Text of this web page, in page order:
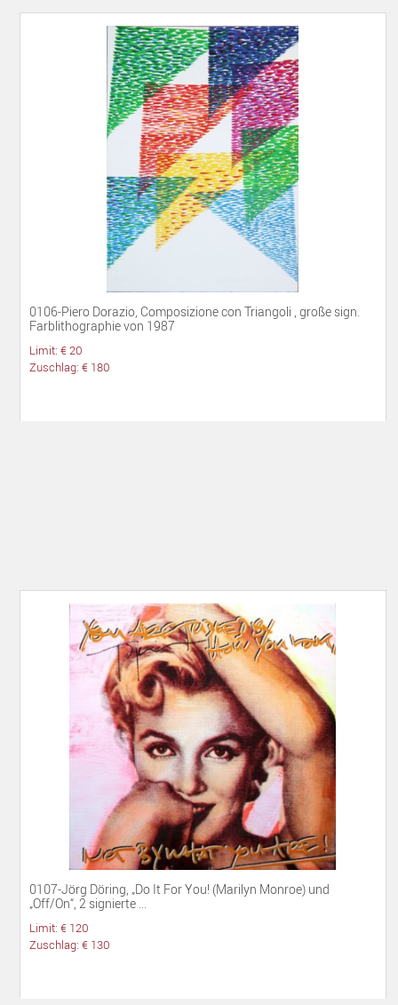
0106-Piero Dorazio, Composizione con Triangoli , große sign.
Farblithographie von 1987
Limit: € 20
Zuschlag: € 180
0107-Jörg Döring, „Do It For You! (Marilyn Monroe) und
„Off/On“, 2 signierte ...
Limit: € 120
Zuschlag: € 130